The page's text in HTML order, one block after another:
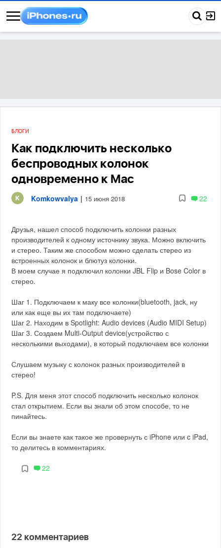
БЛОГИ
Как подключить несколько
беспроводных колонок
одновременно к Mac
Komkowvalya | 15 июня 2018 22
Друзья, нашел способ подключить колонки разных
производителей к одному источнику звука. Можно включить
и стерео. Таким же способом можно сделать стерео из
встроенных колонок и блютуз колонки.
В моем случае я подключил колонки JBL Flip и Bose Color в
стерео.
Шаг 1. Подключаем к маку все колонки(bluetooth, jack, ну
или как еще вы их там подключаете)
Шаг 2. Находим в Spotlight: Audio devices (Audio MIDI Setup)
Шаг 3. Создаем Multi-Output device(устройство с
несколькими выходами), в который подключаем все колонки
Слушаем музыку с колонок разных производителей в
стерео!
P.S. Для меня этот способ подключить несколько колонок
стал открытием. Если вы знали об этом способе, то не
пинайтесь.
Если вы знаете как такое же провернуть с iPhone или c iPad,
то делитесь в комментариях.
22
22 комментариев